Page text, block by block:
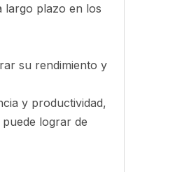
largo plazo en los
su rendimiento y
y productividad,
lograr de